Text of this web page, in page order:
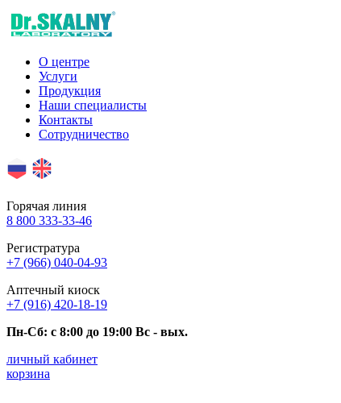
О центре
Услуги
Продукция
Наши специалисты
Контакты
Сотрудничество
Горячая линия
8 800 333-33-46
Регистратура
+7 (966) 040-04-93
Аптечный киоск
+7 (916) 420-18-19
Пн-Сб: c 8:00 до 19:00 Вс - вых.
личный кабинет
корзина